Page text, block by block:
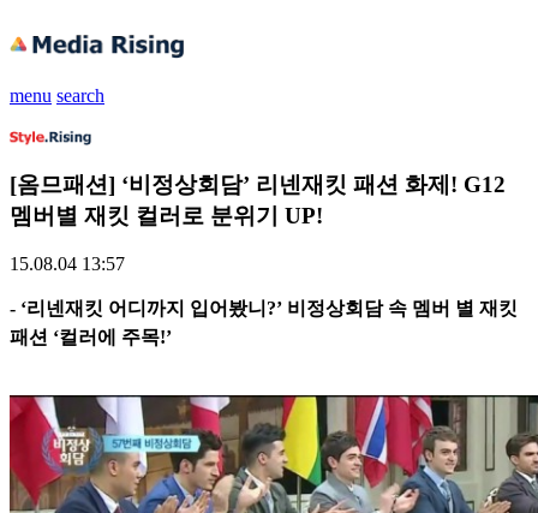
menu search
[옴므패션] ‘비정상회담’ 리넨재킷 패션 화제! G12
멤버별 재킷 컬러로 분위기 UP!
15.08.04 13:57
- ‘리넨재킷 어디까지 입어봤니?’ 비정상회담 속 멤버 별 재킷
패션 ‘컬러에 주목!’